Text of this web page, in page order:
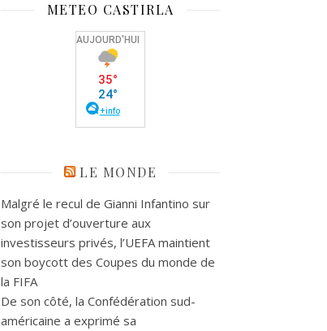
METEO CASTIRLA
LE MONDE
Malgré le recul de Gianni Infantino sur
son projet d’ouverture aux
investisseurs privés, l’UEFA maintient
son boycott des Coupes du monde de
la FIFA
De son côté, la Confédération sud-
américaine a exprimé sa